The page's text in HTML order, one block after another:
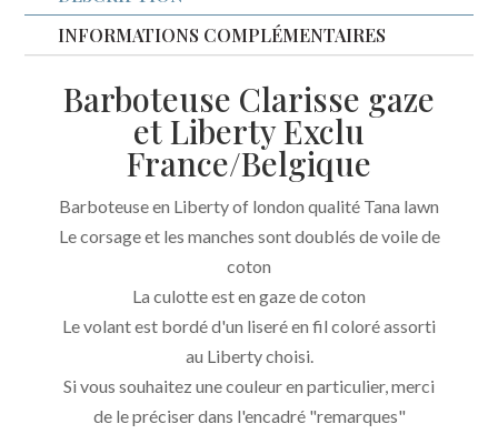
liberty
France/Belgique
INFORMATIONS COMPLÉMENTAIRES
Barboteuse Clarisse gaze
et Liberty Exclu
France/Belgique
Barboteuse en Liberty of london qualité Tana lawn
Le corsage et les manches sont doublés de voile de
coton
La culotte est en gaze de coton
Le volant est bordé d'un liseré en fil coloré assorti
au Liberty choisi.
Si vous souhaitez une couleur en particulier, merci
de le préciser dans l'encadré "remarques"